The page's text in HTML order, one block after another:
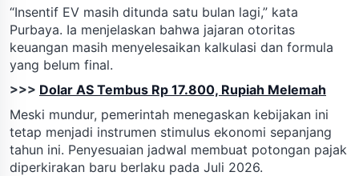
“Insentif EV masih ditunda satu bulan lagi,” kata
Purbaya. Ia menjelaskan bahwa jajaran otoritas
keuangan masih menyelesaikan kalkulasi dan formula
yang belum final.
>>> Dolar AS Tembus Rp 17.800, Rupiah Melemah
Meski mundur, pemerintah menegaskan kebijakan ini
tetap menjadi instrumen stimulus ekonomi sepanjang
tahun ini. Penyesuaian jadwal membuat potongan pajak
diperkirakan baru berlaku pada Juli 2026.